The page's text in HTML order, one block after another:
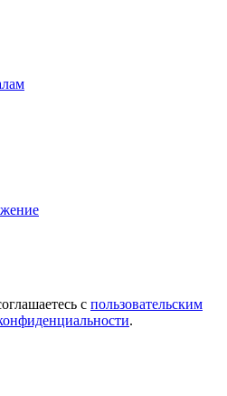
с пользовательским
.